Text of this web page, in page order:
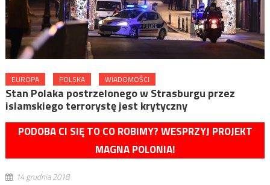
EUROPA POLSKA WIADOMOŚCI
Stan Polaka postrzelonego w Strasburgu przez
islamskiego terrorystę jest krytyczny
PODOBA CI SIĘ TO CO ROBIMY? WESPRZYJ PROJEKT
MAGNA POLONIA!
14 grudnia 2018